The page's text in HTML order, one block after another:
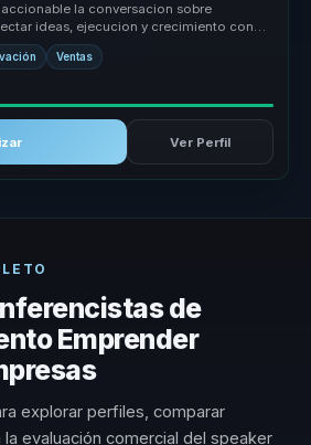
la conversacion sobre
ideas, ejecucion y crecimiento con
Ventas
Ver Perfil
de
Emprender
explorar perfiles, comparar
evaluación comercial del speaker